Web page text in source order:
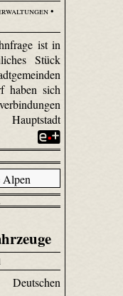
•
ist in
Stück
haben sich